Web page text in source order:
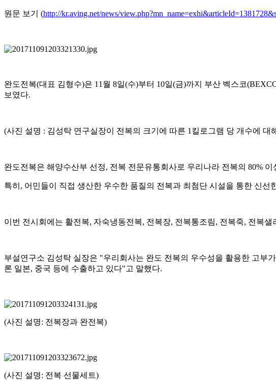
원문 보기 (http://kr.aving.net/news/
완도전복(대표 김형수)은 11월 8일(수)부터 10일(금)까지 부산 벡스코
보였다.
(사진 설명 : 김성탁 연구실장이 전복의 크기에 따른 1킬로그램 당 개수에 대
완도전복은 해양수산부 선정, 전복 전문유통회사로 우리나라 전복의 80%
특히, 어민들이 직접 생산한 우수한 품질의 전복과 최첨단 시설을 통한 신
이번 전시회에는 활전복, 자숙냉동전복, 전복장, 전복통조림, 전복죽, 전복
부설연구소 김성탁 실장은 "우리회사는 완도 전복의 우수성을 활용한 고부
론 일본, 중국 등에 수출하고 있다"고 말했다.
(사진 설명: 전복장과 완전복)
(사진 설명: 전복 선물세트)